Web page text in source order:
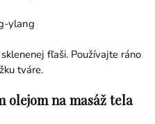
ylang
fľaši. Používajte ráno
tváre.
olejom na masáž tela